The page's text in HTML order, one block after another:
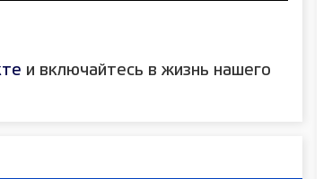
и включайтесь в жизнь нашего